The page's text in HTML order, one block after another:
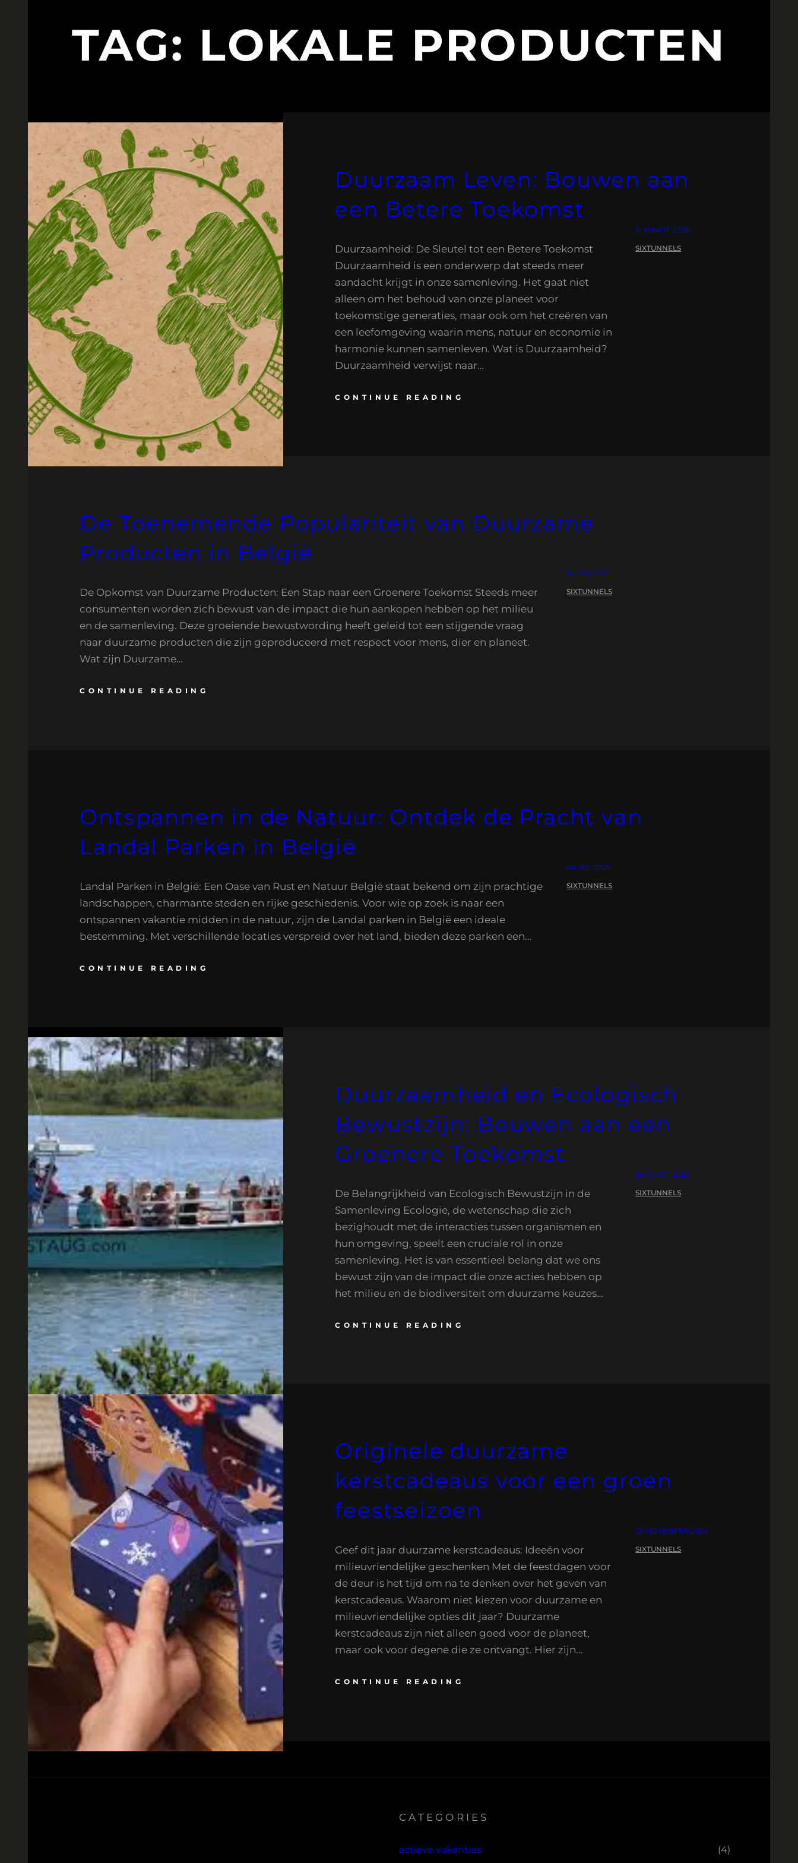
TAG: LOKALE PRODUCTEN
Duurzaam Leven: Bouwen aan
een Betere Toekomst
Duurzaamheid: De Sleutel tot een Betere Toekomst
Duurzaamheid is een onderwerp dat steeds meer
aandacht krijgt in onze samenleving. Het gaat niet
alleen om het behoud van onze planeet voor
toekomstige generaties, maar ook om het creëren van
een leefomgeving waarin mens, natuur en economie in
harmonie kunnen samenleven. Wat is Duurzaamheid?
Duurzaamheid verwijst naar…
CONTINUE READING
13 MAART 2026
SIXTUNNELS
De Toenemende Populariteit van Duurzame
Producten in België
De Opkomst van Duurzame Producten: Een Stap naar een Groenere Toekomst Steeds meer
consumenten worden zich bewust van de impact die hun aankopen hebben op het milieu
en de samenleving. Deze groeiende bewustwording heeft geleid tot een stijgende vraag
naar duurzame producten die zijn geproduceerd met respect voor mens, dier en planeet.
Wat zijn Duurzame…
CONTINUE READING
14 JUNI 2025
SIXTUNNELS
Ontspannen in de Natuur: Ontdek de Pracht van
Landal Parken in België
Landal Parken in België: Een Oase van Rust en Natuur België staat bekend om zijn prachtige
landschappen, charmante steden en rijke geschiedenis. Voor wie op zoek is naar een
ontspannen vakantie midden in de natuur, zijn de Landal parken in België een ideale
bestemming. Met verschillende locaties verspreid over het land, bieden deze parken een…
CONTINUE READING
04 MEI 2025
SIXTUNNELS
Duurzaamheid en Ecologisch
Bewustzijn: Bouwen aan een
Groenere Toekomst
De Belangrijkheid van Ecologisch Bewustzijn in de
Samenleving Ecologie, de wetenschap die zich
bezighoudt met de interacties tussen organismen en
hun omgeving, speelt een cruciale rol in onze
samenleving. Het is van essentieel belang dat we ons
bewust zijn van de impact die onze acties hebben op
het milieu en de biodiversiteit om duurzame keuzes…
CONTINUE READING
19 MAART 2025
SIXTUNNELS
Originele duurzame
kerstcadeaus voor een groen
feestseizoen
Geef dit jaar duurzame kerstcadeaus: Ideeën voor
milieuvriendelijke geschenken Met de feestdagen voor
de deur is het tijd om na te denken over het geven van
kerstcadeaus. Waarom niet kiezen voor duurzame en
milieuvriendelijke opties dit jaar? Duurzame
kerstcadeaus zijn niet alleen goed voor de planeet,
maar ook voor degene die ze ontvangt. Hier zijn…
CONTINUE READING
23 NOVEMBER 2024
SIXTUNNELS
CATEGORIES
actieve vakanties (4)